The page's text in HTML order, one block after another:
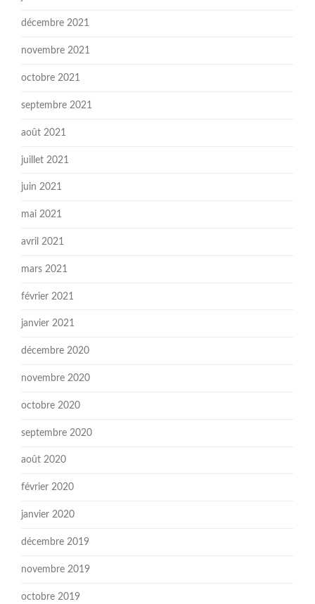
décembre 2021
novembre 2021
octobre 2021
septembre 2021
août 2021
juillet 2021
juin 2021
mai 2021
avril 2021
mars 2021
février 2021
janvier 2021
décembre 2020
novembre 2020
octobre 2020
septembre 2020
août 2020
février 2020
janvier 2020
décembre 2019
novembre 2019
octobre 2019